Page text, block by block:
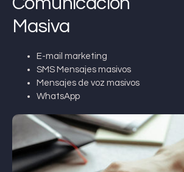
Masiva
E-mail marketing
SMS Mensajes masivos
Mensajes de voz masivos
WhatsApp